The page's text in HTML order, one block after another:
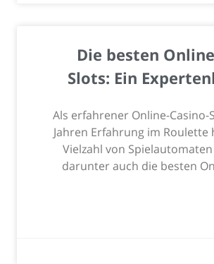
Die besten
Slots: Ein
Als erfahrener Online-Casino-
Jahren Erfahrung im Roulette
Vielzahl von
darunter auch die besten